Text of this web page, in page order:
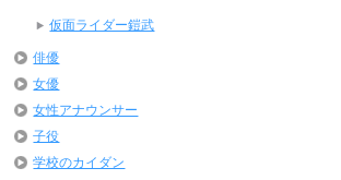
仮面ライダー鎧武
俳優
女優
女性アナウンサー
子役
学校のカイダン